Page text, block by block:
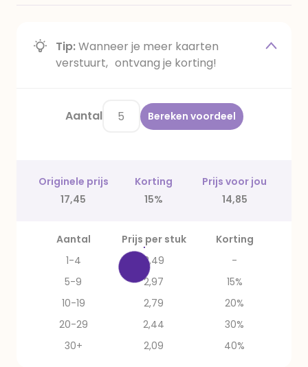
Tip:Wanneer je meer kaarten
verstuurt, ontvang je korting!
Aantal Bereken voordeel
Originele prijs Korting
Prijs voor jou
17,45
15% 14,85
Aantal Prijs per stuk
Korting
1-4
3,49
-
5-9
2,97
15%
10-19
2,79
20%
20-29
2,44
30%
30+
2,09 40%